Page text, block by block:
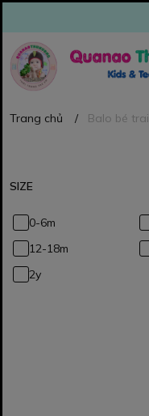
Trang chủ / Balo bé trai
SIZE
0-6m
12-18m
2y